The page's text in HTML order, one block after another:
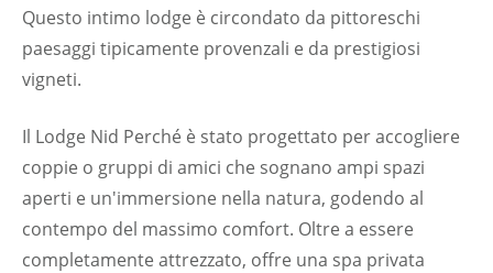
Questo intimo lodge è circondato da pittoreschi
paesaggi tipicamente provenzali e da prestigiosi
vigneti.
Il Lodge Nid Perché è stato progettato per accogliere
coppie o gruppi di amici che sognano ampi spazi
aperti e un'immersione nella natura, godendo al
contempo del massimo comfort. Oltre a essere
completamente attrezzato, offre una spa privata